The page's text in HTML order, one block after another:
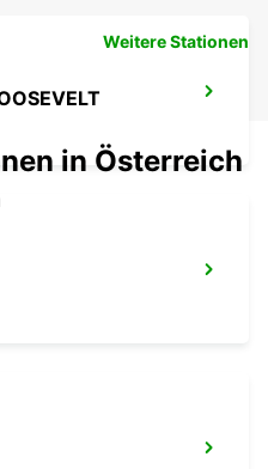
Weitere Stationen
in Österreich